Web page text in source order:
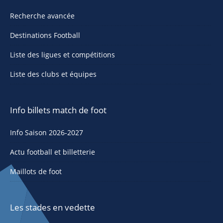
Recherche avancée
Destinations Football
Liste des ligues et compétitions
Liste des clubs et équipes
Info billets match de foot
Info Saison 2026-2027
Actu football et billetterie
Maillots de foot
Les stades en vedette